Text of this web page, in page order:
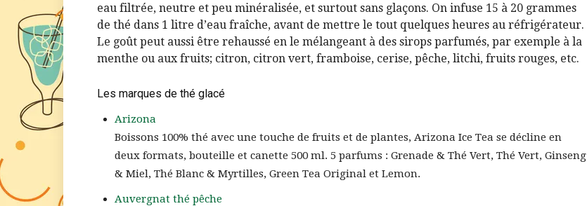
eau filtrée, neutre et peu minéralisée, et surtout sans glaçons. On infuse 15 à 20 grammes
de thé dans 1 litre d’eau fraîche, avant de mettre le tout quelques heures au réfrigérateur.
Le goût peut aussi être rehaussé en le mélangeant à des sirops parfumés, par exemple à la
menthe ou aux fruits; citron, citron vert, framboise, cerise, pêche, litchi, fruits rouges, etc.
Les marques de thé glacé
Arizona
Boissons 100% thé avec une touche de fruits et de plantes, Arizona Ice Tea se décline en
deux formats, bouteille et canette 500 ml. 5 parfums : Grenade & Thé Vert, Thé Vert, Ginseng
& Miel, Thé Blanc & Myrtilles, Green Tea Original et Lemon.
Auvergnat thé pêche